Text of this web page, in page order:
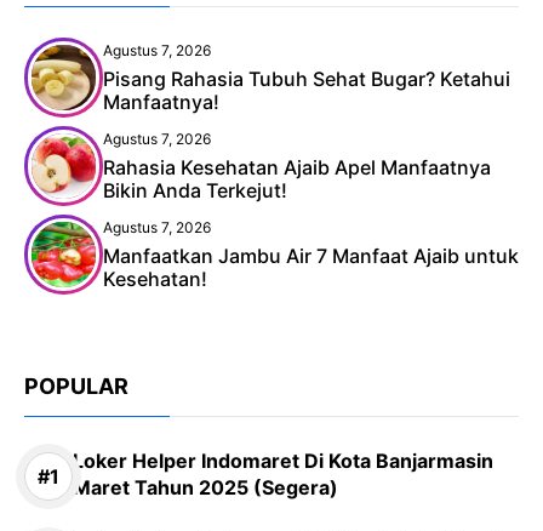
Agustus 7, 2026
Pisang Rahasia Tubuh Sehat Bugar? Ketahui
Manfaatnya!
Agustus 7, 2026
Rahasia Kesehatan Ajaib Apel Manfaatnya
Bikin Anda Terkejut!
Agustus 7, 2026
Manfaatkan Jambu Air 7 Manfaat Ajaib untuk
Kesehatan!
POPULAR
Loker Helper Indomaret Di Kota Banjarmasin
Maret Tahun 2025 (Segera)